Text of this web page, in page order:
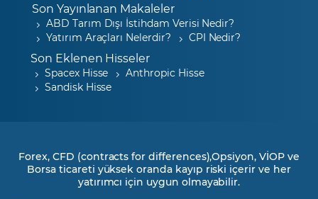
Son Yayınlanan Makaleler
ABD Tarım Dışı İstihdam Verisi Nedir?
Yatırım Araçları Nelerdir?
CPI Nedir?
Son Eklenen Hisseler
Spacex Hisse
Anthropic Hisse
Sandisk Hisse
Forex, CFD (contracts for differences),Opsiyon, VİOP ve
Borsa ticareti yüksek oranda kayıp riski içerir ve her
yatırımcı için uygun olmayabilir.